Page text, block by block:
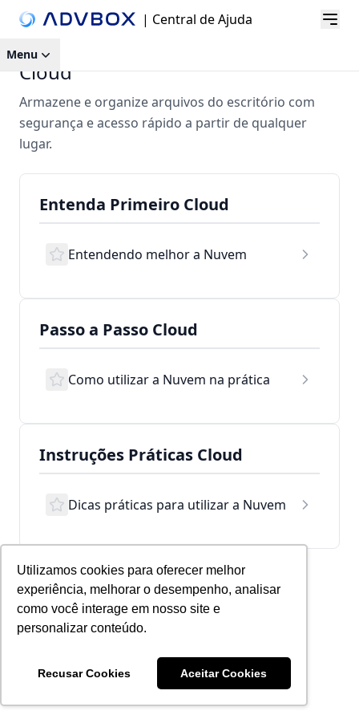
Utilizamos cookies para oferecer melhor
experiência, melhorar o desempenho, analisar
como você interage em nosso site e
personalizar conteúdo.
Recusar Cookies Aceitar Cookies
| Central de Ajuda
Menu
Cloud
Armazene e organize arquivos do escritório com
segurança e acesso rápido a partir de qualquer
lugar.
Entenda Primeiro Cloud
Entendendo melhor a Nuvem
Passo a Passo Cloud
Como utilizar a Nuvem na prática
Instruções Práticas Cloud
Dicas práticas para utilizar a Nuvem